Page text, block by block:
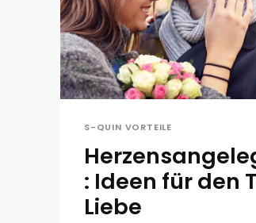
S-QUIN VORTEILE
: Ideen für den
Liebe